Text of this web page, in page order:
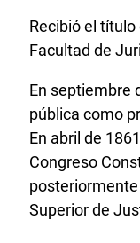
Recibió el
Facultad de
En septiembre
pública como
En abril de
Congreso
Superior de